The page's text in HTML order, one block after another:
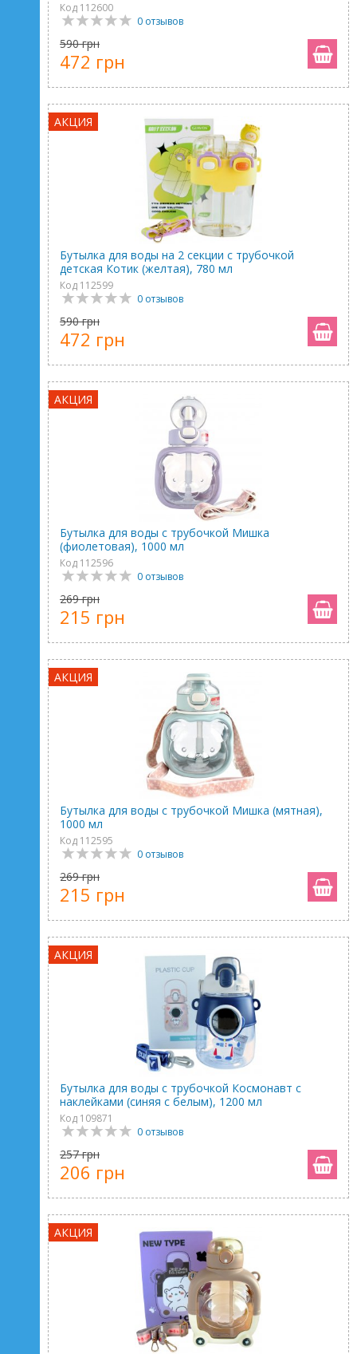
Код 112600
0 отзывов
590 грн
472 грн
АКЦИЯ
Бутылка для воды на 2 секции с трубочкой
детская Котик (желтая), 780 мл
Код 112599
0 отзывов
590 грн
472 грн
АКЦИЯ
Бутылка для воды с трубочкой Мишка
(фиолетовая), 1000 мл
Код 112596
0 отзывов
269 грн
215 грн
АКЦИЯ
Бутылка для воды с трубочкой Мишка (мятная),
1000 мл
Код 112595
0 отзывов
269 грн
215 грн
АКЦИЯ
Бутылка для воды с трубочкой Космонавт с
наклейками (синяя с белым), 1200 мл
Код 109871
0 отзывов
257 грн
206 грн
АКЦИЯ